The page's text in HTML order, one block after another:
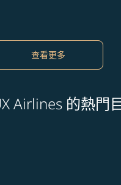
查看更多
Airlines 的熱門